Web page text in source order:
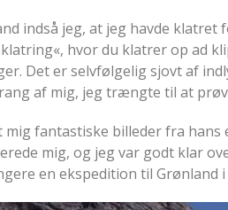
indså jeg, at jeg havde klatret
hvor du klatrer op ad
Det er selvfølgelig sjovt af
af mig, jeg trængte til at
mig fantastiske billeder fra
mig, og jeg var godt klar
en ekspedition til Grønland i